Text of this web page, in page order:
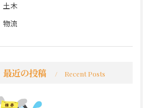
土木
物流
最近の投稿 Recent Posts